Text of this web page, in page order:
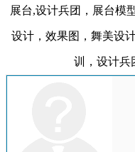
展台,设计兵团，展台模
设计，效果图，舞美设
训，设计兵